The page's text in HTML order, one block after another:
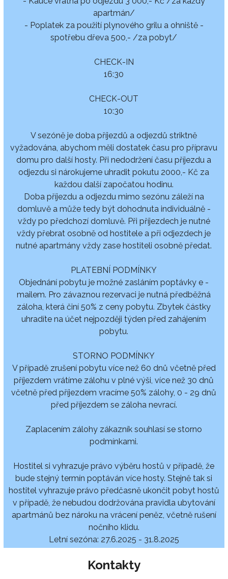
apartmán/
- Poplatek za použití plynového grilu a ohniště -
spotřebu dřeva 500,- /za pobyt/
CHECK-IN
16:30
CHECK-OUT
10:30
V sezóně je doba příjezdů a odjezdů striktně
vyžadována, abychom měli dostatek času pro přípravu
domu pro další hosty. Při nedodržení času příjezdu a
odjezdu si nárokujeme uhradit pokutu 2000,- Kč za
každou další započatou hodinu.
Doba příjezdu a odjezdu mimo sezónu záleží na
domluvě a může tedy být dohodnuta individuálně -
vždy po předchozí domluvě. Při příjezdech je nutné
vždy přebrat osobně od hostitele a při odjezdech je
nutné apartmány vždy zase hostiteli osobně předat.
PLATEBNÍ PODMÍNKY
Objednání pobytu je možné zasláním poptávky e -
mailem. Pro závaznou rezervaci je nutná předběžná
záloha, která činí 50% z ceny pobytu. Zbytek částky
uhradíte na účet nejpozději týden před zahájením
pobytu.
STORNO PODMÍNKY
V případě zrušení pobytu více než 60 dnů včetně před
příjezdem vrátíme zálohu v plné výši, více než 30 dnů
včetně před příjezdem vracíme 50% zálohy, 0 - 29 dnů
před příjezdem se záloha nevrací.
Zaplacením zálohy zákazník souhlasí se storno
podmínkami.
Hostitel si vyhrazuje právo výběru hostů v případě, že
bude stejný termín poptáván více hosty. Stejně tak si
hostitel vyhrazuje právo předčasně ukončit pobyt hostů
v případě, že nebudou dodržována pravidla ubytování
apartmánů bez nároku na vrácení peněz, včetně rušení
nočního klidu.
Letní sezóna: 27.6.2025 - 31.8.2025
Kontakty